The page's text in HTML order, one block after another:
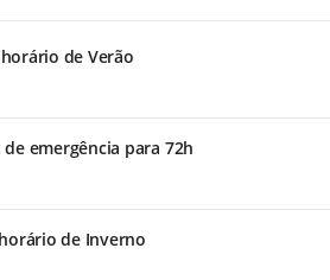
de Verão
emergência para 72h
de Inverno